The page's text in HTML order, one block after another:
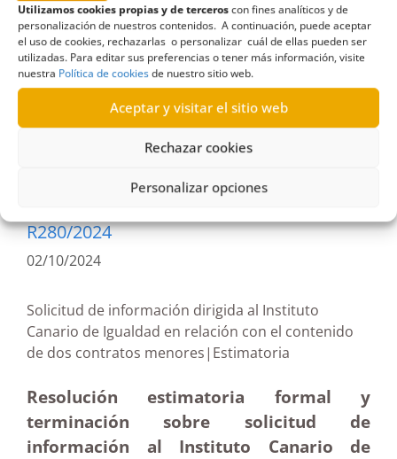
Utilizamos cookies propias y de terceroscon fines analíticos y de
personalización de nuestros contenidos. A continuación, puede aceptar
el uso de cookies, rechazarlas o personalizar cuál de ellas pueden ser
utilizadas. Para editar sus preferencias o tener más información, visite
nuestra Política de cookiesde nuestro sitio web.
Aceptar y visitar el sitio web
Rechazar cookies
Personalizar opciones
2024,adjudicación,contrato,género
,ICI,Instituto Canario de Igualdad
Pacto de Estado,Terminación,violencia
R280/2024
02/10/2024
Solicitud de información dirigida al Instituto
Canario de Igualdad en relación con el contenido
de dos contratos menores|Estimatoria
Resolución estimatoria formal y
terminación sobre solicitud de
información al Instituto Canario de